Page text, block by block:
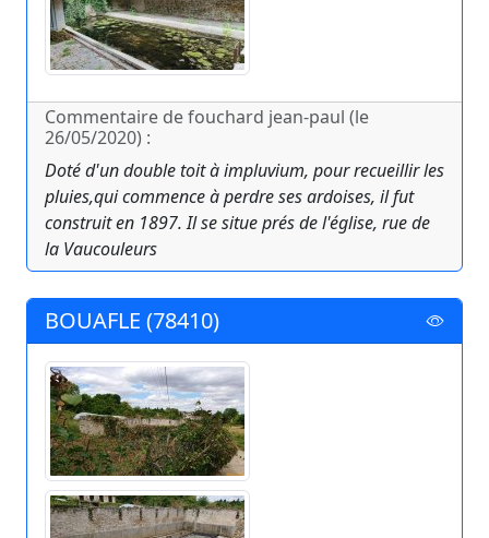
Commentaire de fouchard jean-paul (le
26/05/2020) :
Doté d'un double toit à impluvium, pour recueillir les
pluies,qui commence à perdre ses ardoises, il fut
construit en 1897. Il se situe prés de l'église, rue de
la Vaucouleurs
BOUAFLE (78410)